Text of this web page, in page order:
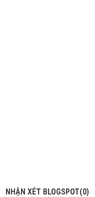
NHẬN XÉT BLOGSPOT(0)